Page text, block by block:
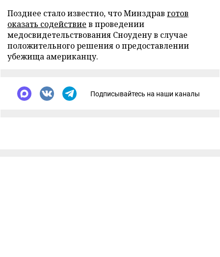
Позднее стало известно, что Минздрав готов
оказать содействие в проведении
медосвидетельствования Сноудену в случае
положительного решения о предоставлении
убежища американцу.
Подписывайтесь на наши каналы